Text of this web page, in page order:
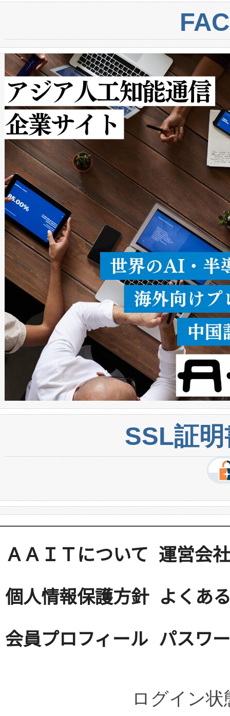
centers. Voltaiqは、ai&のAI
からシステム統合、試運転、
クルの各段階のデータを監視
[…]
トに対して約600メートルに
では、反射率10％のターゲッ
で向上し、最大検知距離は
ットだけで最大1キロメート
ルの変電所周囲を監視でき、
作業と点群処理を簡素化でき
Avia 2は、2種類のFOVオプシ
× 80°のノーマルモード、長
ードを切り替えて使用するこ
ることなく、単一のデバイス
うにします。遠距離まで届く
密度なスキャ […]
SSL証
ＡＡＩＴについて 運営会社
個人情報保護方針 よくあ
会員プロフィール パスワ
ログイン